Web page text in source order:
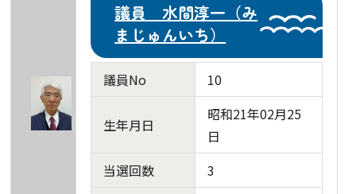
議員 水間淳一（み
まじゅんいち）
議員No 10
生年月日
昭和21年02月25
日
当選回数
3